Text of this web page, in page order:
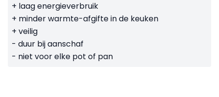
+ laag energieverbruik
+ minder warmte-afgifte in de keuken
+ veilig
- duur bij aanschaf
- niet voor elke pot of pan